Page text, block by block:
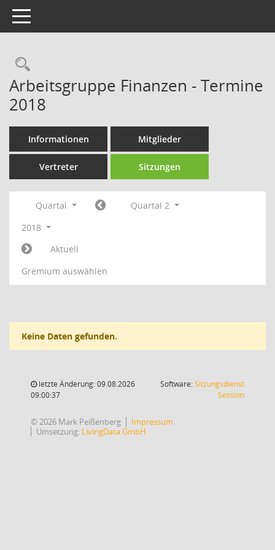
Toggle navigation
Rechercheauswahl
Arbeitsgruppe Finanzen - Termine
2018
Informationen Mitglieder
Vertreter Sitzungen
Quartal
Quartal 2
2018
Aktuell
Gremium auswählen
Keine Daten gefunden.
letzte Änderung: 09.08.2026
09:00:37
Software:Sitzungsdienst
Session(Wird in
© 2026 Mark Peißenberg
Impressum
Umsetzung: LivingData GmbH